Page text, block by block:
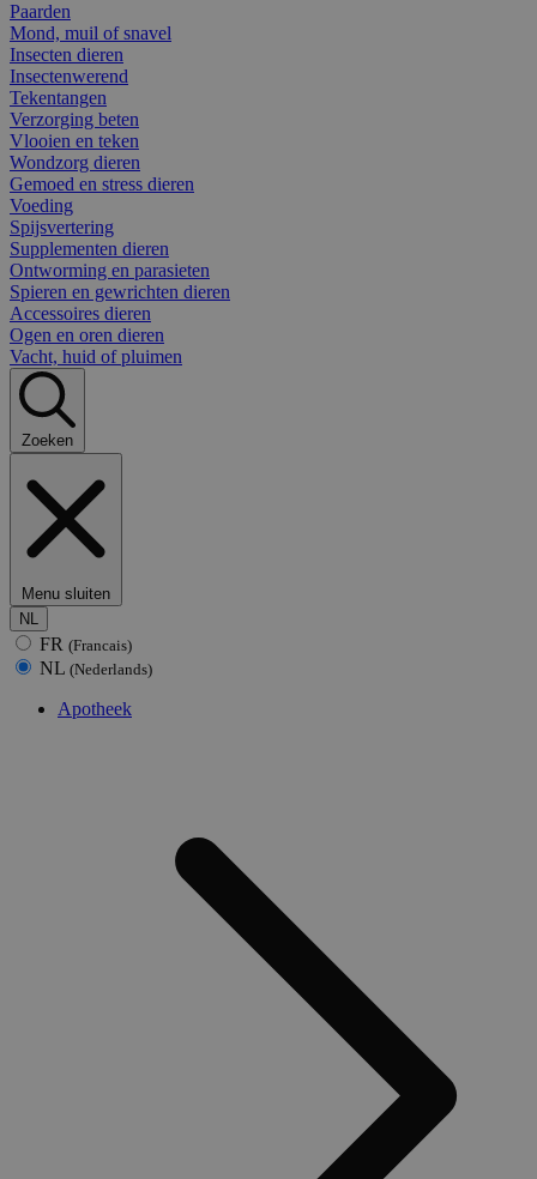
Paarden
Mond, muil of snavel
Insecten dieren
Insectenwerend
Tekentangen
Verzorging beten
Vlooien en teken
Wondzorg dieren
Gemoed en stress dieren
Voeding
Spijsvertering
Supplementen dieren
Ontworming en parasieten
Spieren en gewrichten dieren
Accessoires dieren
Ogen en oren dieren
Vacht, huid of pluimen
Zoeken
Menu sluiten
NL
FR (Francais)
NL (Nederlands)
Apotheek